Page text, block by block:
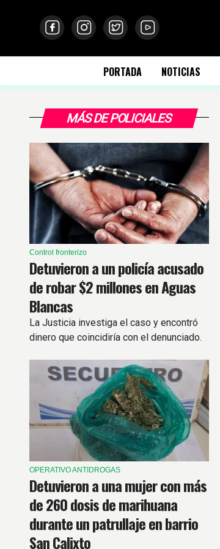
PORTADA NOTICIAS
MÁS DE POLICIALES
Control fronterizo
Detuvieron a un policía acusado
de robar $2 millones en Aguas
Blancas
La Justicia investiga el caso y encontró
dinero que coincidiría con el denunciado.
OPERATIVO ANTIDROGAS
Detuvieron a una mujer con más
de 260 dosis de marihuana
durante un patrullaje en barrio
San Calixto